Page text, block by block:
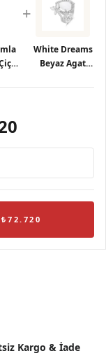
+
White Dreams
Beyaz Agat
Yüzük
Kargo & İade